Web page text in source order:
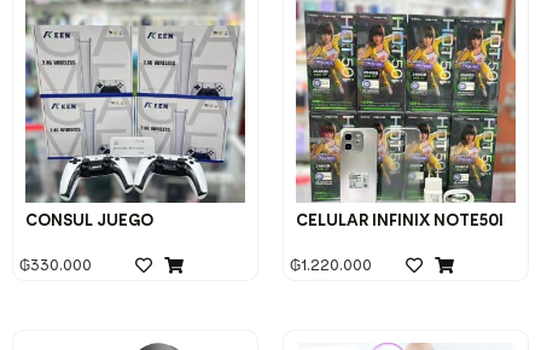
CONSUL JUEGO
₲330.000
CELULAR INFINIX NOTE50I
₲1.220.000